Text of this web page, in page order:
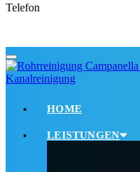
Telefon
Toggle navigation
HOME
LEISTUNGEN